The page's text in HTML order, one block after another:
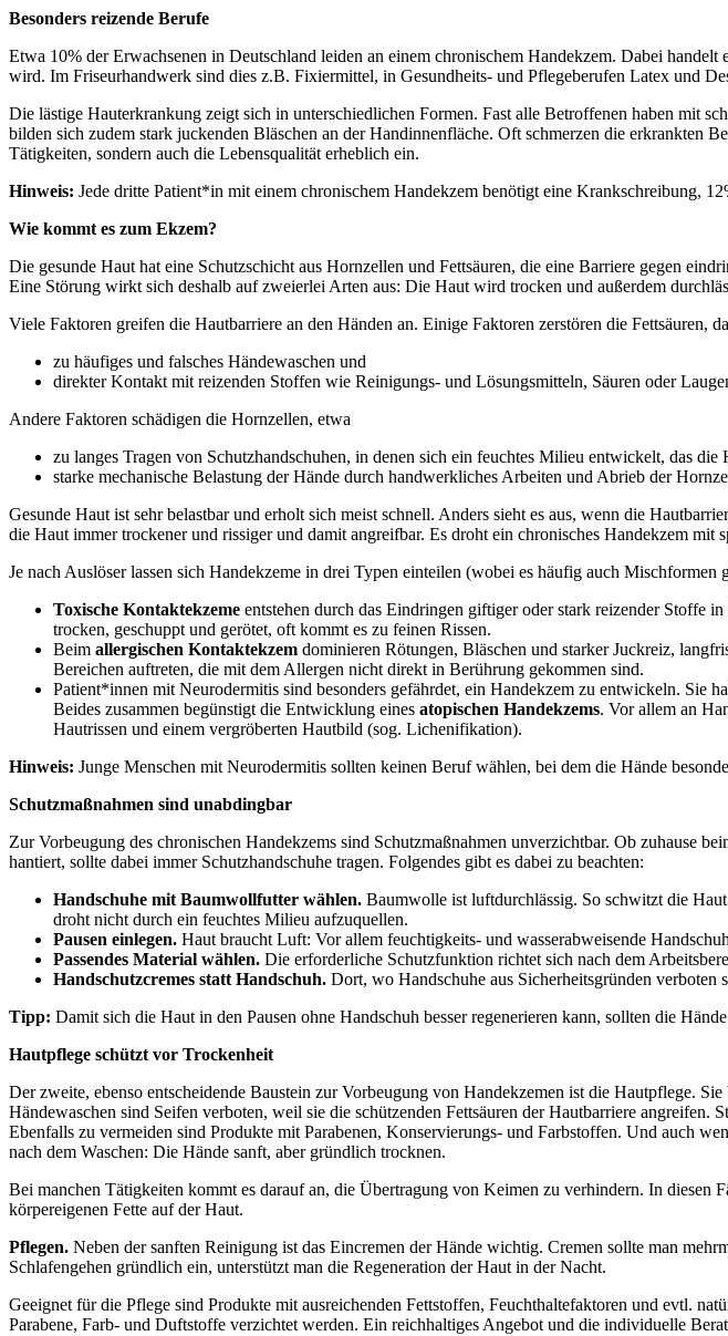
Besonders reizende Berufe
Etwa 10% der Erwachsenen in Deutschland leiden an einem chronischem Handekzem. Dabei
wird. Im Friseurhandwerk sind dies z.B. Fixiermittel, in Gesundheits- und Pflegeberufen Latex und
Die lästige Hauterkrankung zeigt sich in unterschiedlichen Formen. Fast alle Betroffenen haben mit
bilden sich zudem stark juckenden Bläschen an der Handinnenfläche. Oft schmerzen die erkrankten
Tätigkeiten, sondern auch die Lebensqualität erheblich ein.
Hinweis: Jede dritte Patient*in mit einem chronischem Handekzem benötigt eine Krankschreibung,
Wie kommt es zum Ekzem?
Die gesunde Haut hat eine Schutzschicht aus Hornzellen und Fettsäuren, die eine Barriere gegen
Eine Störung wirkt sich deshalb auf zweierlei Arten aus: Die Haut wird trocken und außerdem
Viele Faktoren greifen die Hautbarriere an den Händen an. Einige Faktoren zerstören die Fettsäuren,
zu häufiges und falsches Händewaschen und
direkter Kontakt mit reizenden Stoffen wie Reinigungs- und Lösungsmitteln, Säuren oder
Andere Faktoren schädigen die Hornzellen, etwa
zu langes Tragen von Schutzhandschuhen, in denen sich ein feuchtes Milieu entwickelt, das
starke mechanische Belastung der Hände durch handwerkliches Arbeiten und Abrieb der
Gesunde Haut ist sehr belastbar und erholt sich meist schnell. Anders sieht es aus, wenn die
die Haut immer trockener und rissiger und damit angreifbar. Es droht ein chronisches Handekzem mit
Je nach Auslöser lassen sich Handekzeme in drei Typen einteilen (wobei es häufig auch Mischformen
Toxische Kontaktekzeme entstehen durch das Eindringen giftiger oder stark reizender Stoffe
trocken, geschuppt und gerötet, oft kommt es zu feinen Rissen.
Beim allergischen Kontaktekzem dominieren Rötungen, Bläschen und starker Juckreiz,
Bereichen auftreten, die mit dem Allergen nicht direkt in Berührung gekommen sind.
Patient*innen mit Neurodermitis sind besonders gefährdet, ein Handekzem zu entwickeln. Sie
Beides zusammen begünstigt die Entwicklung eines atopischen Handekzems. Vor allem an
Hautrissen und einem vergröberten Hautbild (sog. Lichenifikation).
Hinweis: Junge Menschen mit Neurodermitis sollten keinen Beruf wählen, bei dem die Hände
Schutzmaßnahmen sind unabdingbar
Zur Vorbeugung des chronischen Handekzems sind Schutzmaßnahmen unverzichtbar. Ob zuhause
hantiert, sollte dabei immer Schutzhandschuhe tragen. Folgendes gibt es dabei zu beachten:
Handschuhe mit Baumwollfutter wählen. Baumwolle ist luftdurchlässig. So schwitzt die
droht nicht durch ein feuchtes Milieu aufzuquellen.
Pausen einlegen. Haut braucht Luft: Vor allem feuchtigkeits- und wasserabweisende
Passendes Material wählen. Die erforderliche Schutzfunktion richtet sich nach dem
Handschutzcremes statt Handschuh. Dort, wo Handschuhe aus Sicherheitsgründen verboten
Tipp: Damit sich die Haut in den Pausen ohne Handschuh besser regenerieren kann, sollten die
Hautpflege schützt vor Trockenheit
Der zweite, ebenso entscheidende Baustein zur Vorbeugung von Handekzemen ist die Hautpflege.
Händewaschen sind Seifen verboten, weil sie die schützenden Fettsäuren der Hautbarriere
Ebenfalls zu vermeiden sind Produkte mit Parabenen, Konservierungs- und Farbstoffen. Und auch
nach dem Waschen: Die Hände sanft, aber gründlich trocknen.
Bei manchen Tätigkeiten kommt es darauf an, die Übertragung von Keimen zu verhindern. In diesen
körpereigenen Fette auf der Haut.
Pflegen. Neben der sanften Reinigung ist das Eincremen der Hände wichtig. Cremen sollte man
Schlafengehen gründlich ein, unterstützt man die Regeneration der Haut in der Nacht.
Geeignet für die Pflege sind Produkte mit ausreichenden Fettstoffen, Feuchthaltefaktoren und evtl.
Parabene, Farb- und Duftstoffe verzichtet werden. Ein reichhaltiges Angebot und die individuelle